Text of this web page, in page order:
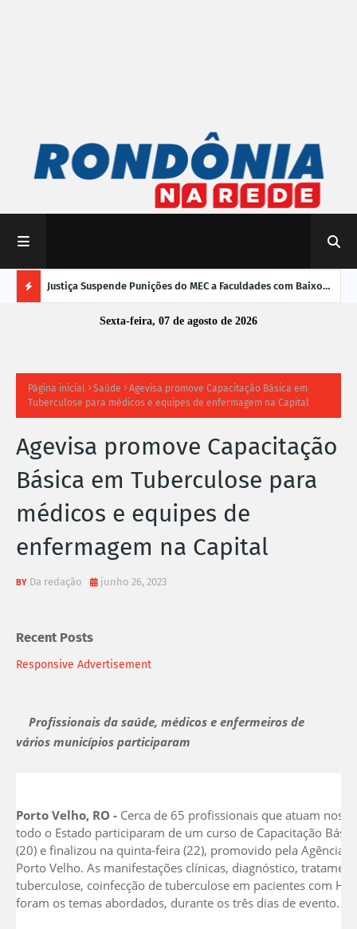
A
S
N
O
I
A
Justiça Suspende Punições do MEC a Faculdades com Baixo
Desempenho no Enamed
Sexta-feira, 07 de agosto de 2026
Página inicial Saúde
Agevisa promove Capacitação Básica em
Tuberculose para médicos e equipes de enfermagem na Capital
Agevisa promove Capacitação
Básica em Tuberculose para
médicos e equipes de
enfermagem na Capital
Da redação junho 26, 2023
Recent Posts
Responsive Advertisement
Profissionais da saúde, médicos e enfermeiros de
vários municípios participaram
Porto Velho, RO - Cerca de 65 profissionais que atuam nos
todo o Estado participaram de um curso de Capacitação
(20) e finalizou na quinta-feira (22), promovido pela Agência
Porto Velho. As manifestações clínicas, diagnóstico,
tuberculose, coinfecção de tuberculose em pacientes com
foram os temas abordados, durante os três dias de evento.